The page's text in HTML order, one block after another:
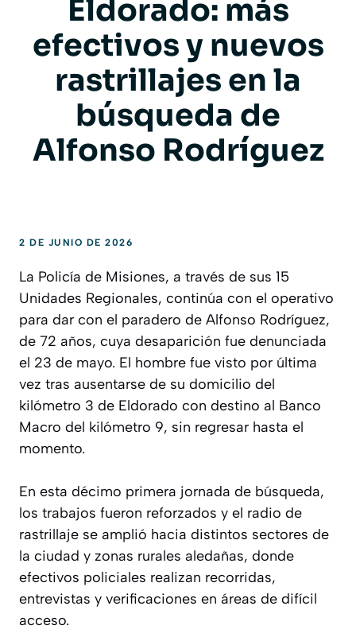
Eldorado: más
efectivos y nuevos
rastrillajes en la
búsqueda de
Alfonso Rodríguez
2 DE JUNIO DE 2026
La Policía de Misiones, a través de sus 15
Unidades Regionales, continúa con el operativo
para dar con el paradero de Alfonso Rodríguez,
de 72 años, cuya desaparición fue denunciada
el 23 de mayo. El hombre fue visto por última
vez tras ausentarse de su domicilio del
kilómetro 3 de Eldorado con destino al Banco
Macro del kilómetro 9, sin regresar hasta el
momento.
En esta décimo primera jornada de búsqueda,
los trabajos fueron reforzados y el radio de
rastrillaje se amplió hacia distintos sectores de
la ciudad y zonas rurales aledañas, donde
efectivos policiales realizan recorridas,
entrevistas y verificaciones en áreas de difícil
acceso.